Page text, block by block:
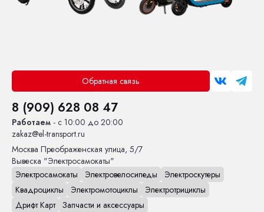
Обратная связь
8 (909) 628 08 47
Работаем - с 10:00 до 20:00
zakaz@el-transport.ru
Москва Преображенская улица, 5/7
Вывеска "Электросамокаты"
Электросамокаты
Электровелосипеды
Электроскутеры
Квадроциклы
Электромотоциклы
Электротрициклы
Дрифт Карт Запчасти и аксессуары